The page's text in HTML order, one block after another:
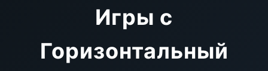
Игры с
Горизонтальный